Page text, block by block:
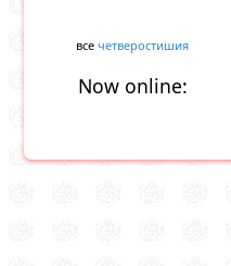
все четверостишия
Now online: